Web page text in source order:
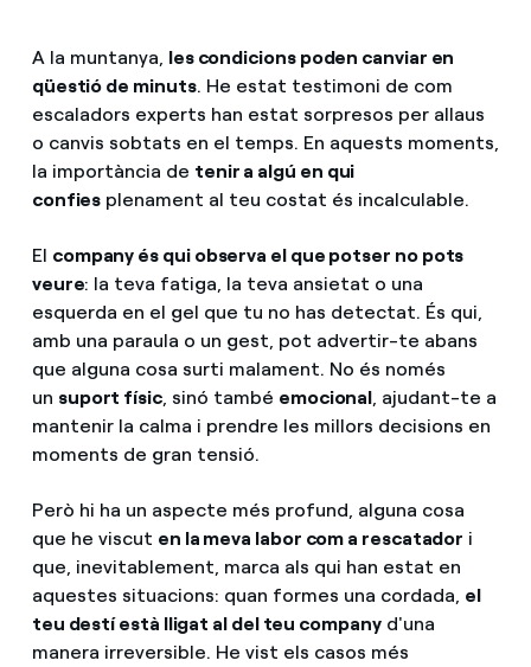
A la muntanya, les condicions poden canviar en
qüestió de minuts. He estat testimoni de com
escaladors experts han estat sorpresos per allaus
o canvis sobtats en el temps. En aquests moments,
la importància de tenir a algú en qui
confies plenament al teu costat és incalculable.
El company és qui observa el que potser no pots
veure: la teva fatiga, la teva ansietat o una
esquerda en el gel que tu no has detectat. És qui,
amb una paraula o un gest, pot advertir-te abans
que alguna cosa surti malament. No és només
un suport físic, sinó també emocional , ajudant-te a
mantenir la calma i prendre les millors decisions en
moments de gran tensió.
Però hi ha un aspecte més profund, alguna cosa
que he viscut en la meva labor com a rescatador i
que, inevitablement, marca als qui han estat en
aquestes situacions: quan formes una cordada, el
teu destí està lligat al del teu companyd'una
manera irreversible. He vist els casos més